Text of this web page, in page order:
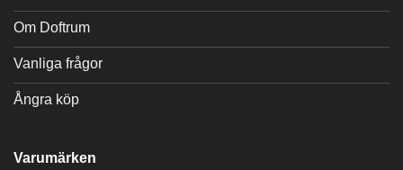
Om Doftrum
Vanliga frågor
Ångra köp
Varumärken